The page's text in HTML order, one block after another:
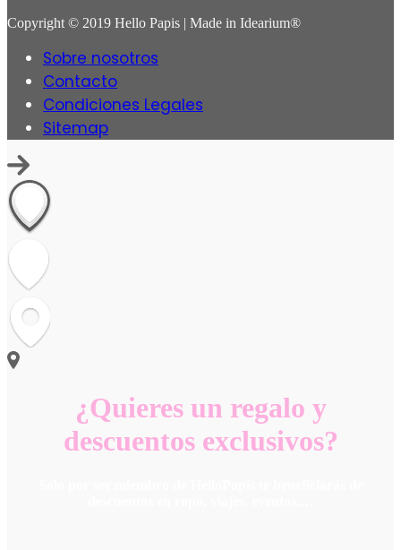
Copyright © 2019 Hello Papis | Made in Idearium®
Sobre nosotros
Contacto
Condiciones Legales
Sitemap
¿Quieres un regalo y
descuentos exclusivos?